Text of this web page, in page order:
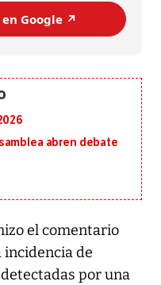
Google ↗️
abren debate
el comentario
incidencia de
por una